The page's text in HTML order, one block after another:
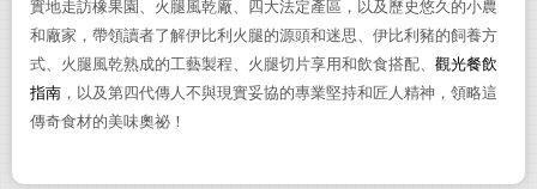
實地走訪橡果園、火腿風乾廠、四大法定產區，以及歷史悠久的小農
和廠家，帶領讀者了解伊比利火腿的源頭和迷思、伊比利豬的飼養方
式、火腿風乾熟成的工藝製程、火腿切片享用和飲食搭配、 觀光餐飲
指南 ，以及第四代傳人不與現實妥協的專業堅持和匠人精神， 領略這
傳奇食材的美味奧祕 ！